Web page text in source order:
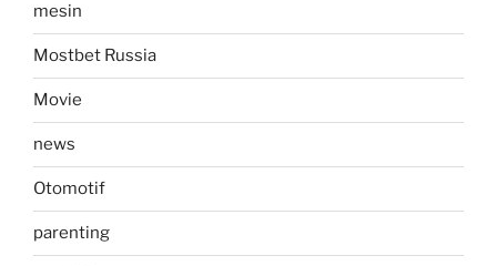
mesin
Mostbet Russia
Movie
news
Otomotif
parenting